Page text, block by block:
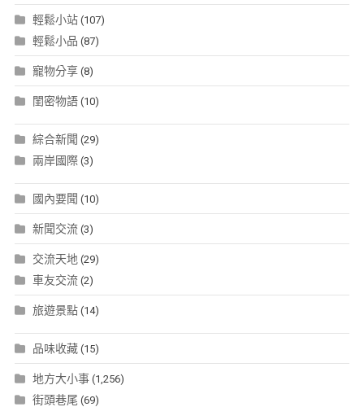
輕鬆小站(107)
輕鬆小品 (87)
寵物分享(8)
閨密物語(10)
綜合新聞 (29)
兩岸國際(3)
國內要聞 (10)
新聞交流(3)
交流天地 (29)
車友交流(2)
旅遊景點(14)
品味收藏(15)
地方大小事(1,256)
街頭巷尾 (69)